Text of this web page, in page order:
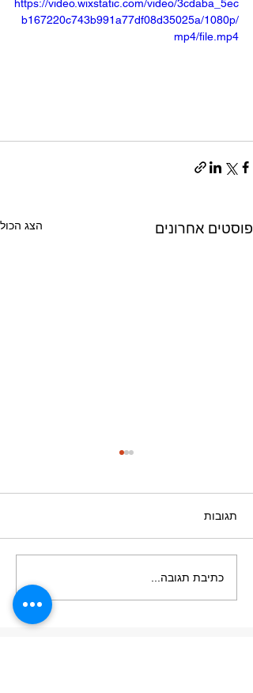
https://video.wixstatic.com/video/3cdaba_5ec
b167220c743b991a77df08d35025a/1080p/
mp4/file.mp4
פוסטים אחרונים הצג הכול
פרוייקט עתלית
תגובות
כתיבת תגובה...